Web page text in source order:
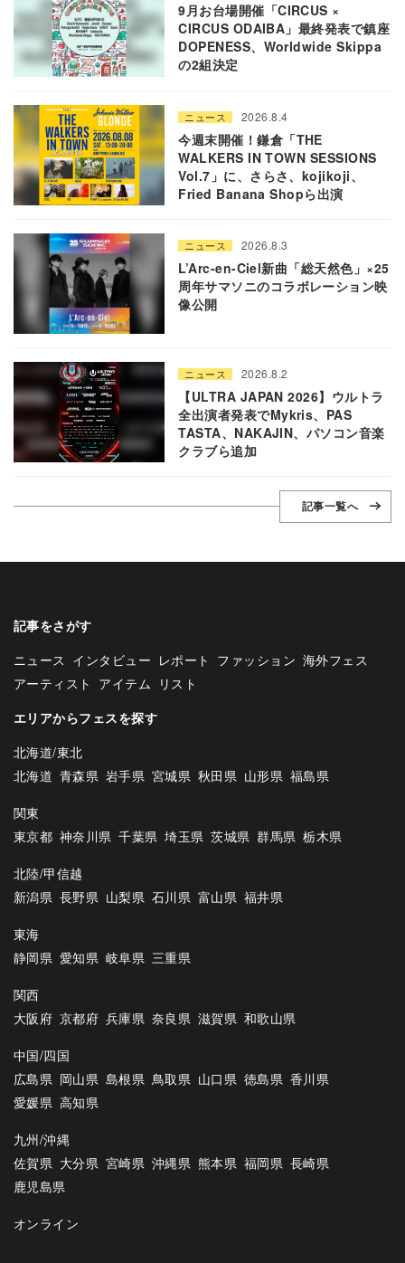
9月お台場開催「CIRCUS ×
CIRCUS ODAIBA」最終発表で鎮座
DOPENESS、Worldwide Skippa
の2組決定
ニュース 2026.8.4
今週末開催！鎌倉「THE
WALKERS IN TOWN SESSIONS
Vol.7」に、さらさ、kojikoji、
Fried Banana Shopら出演
ニュース 2026.8.3
L’Arc-en-Ciel新曲「総天然色」×25
周年サマソニのコラボレーション映
像公開
ニュース 2026.8.2
【ULTRA JAPAN 2026】ウルトラ
全出演者発表でMykris、PAS
TASTA、NAKAJIN、パソコン音楽
クラブら追加
記事一覧へ
記事をさがす
ニュース インタビュー レポート ファッション 海外フェス
アーティスト アイテム リスト
エリアからフェスを探す
北海道/東北
北海道 青森県 岩手県 宮城県 秋田県 山形県 福島県
関東
東京都 神奈川県 千葉県 埼玉県 茨城県 群馬県 栃木県
北陸/甲信越
新潟県 長野県 山梨県 石川県 富山県 福井県
東海
静岡県 愛知県 岐阜県 三重県
関西
大阪府 京都府 兵庫県 奈良県 滋賀県 和歌山県
中国/四国
広島県 岡山県 島根県 鳥取県 山口県 徳島県 香川県
愛媛県 高知県
九州/沖縄
佐賀県 大分県 宮崎県 沖縄県 熊本県 福岡県 長崎県
鹿児島県
オンライン